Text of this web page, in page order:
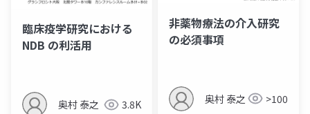
臨床疫学研究における
NDB の利活用
奥村 泰之 3.8K
非薬物療法の介入研究
の必須事項
奥村 泰之 >100